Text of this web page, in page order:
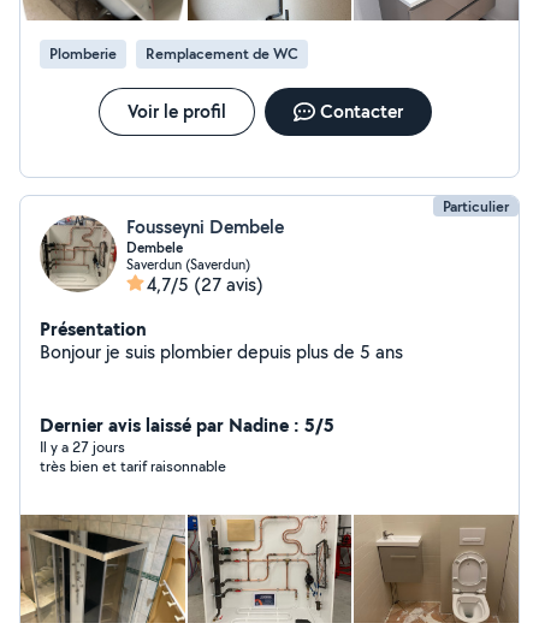
Plomberie Remplacement de WC
Voir le profil Contacter
Particulier
Fousseyni Dembele
Dembele
Saverdun (Saverdun)
4,7/5 (27 avis)
Présentation
Bonjour je suis plombier depuis plus de 5 ans
Dernier avis laissé par Nadine : 5/5
Il y a 27 jours
très bien et tarif raisonnable